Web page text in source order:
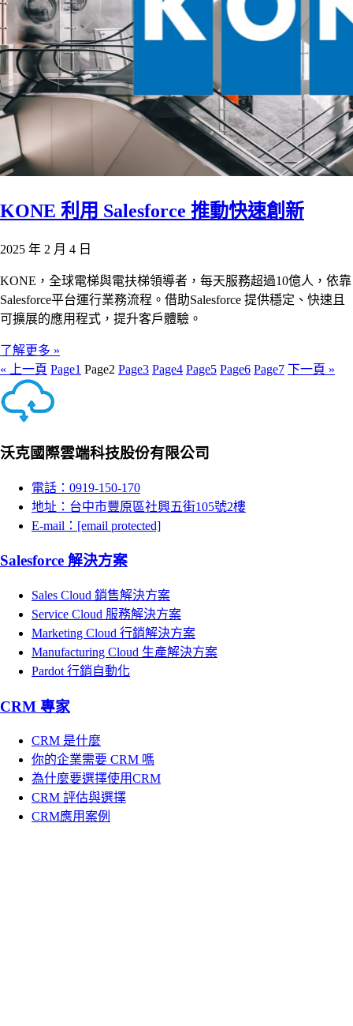
KONE 利用 Salesforce 推動快速創新
2025 年 2 月 4 日
KONE，全球電梯與電扶梯領導者，每天服務超過10億人，依靠
Salesforce平台運行業務流程。借助Salesforce 提供穩定、快速且
可擴展的應用程式，提升客戶體驗。
了解更多 »
« 上一頁 Page1 Page2 Page3 Page4 Page5 Page6 Page7 下一頁 »
沃克國際雲端科技股份有限公司
電話：0919-150-170
地址：台中市豐原區社興五街105號2樓
E-mail： [email protected]
Salesforce 解決方案
Sales Cloud 銷售解決方案
Service Cloud 服務解決方案
Marketing Cloud 行銷解決方案
Manufacturing Cloud 生產解決方案
Pardot 行銷自動化
CRM 專家
CRM 是什麼
你的企業需要 CRM 嗎
為什麼要選擇使用CRM
CRM 評估與選擇
CRM應用案例